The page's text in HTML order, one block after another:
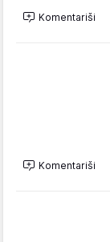
Komentariši
Komentariši